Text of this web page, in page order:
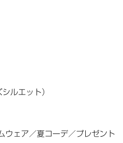
ルエット）
ウェア／夏コーデ／プレゼント